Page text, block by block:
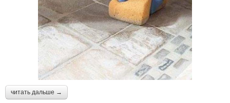
читать дальше →